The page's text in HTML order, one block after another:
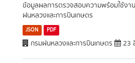
ข้อมูลผลการตรวจสอบความพร้อมใช้งา
ฝนหลวงและการบินเกษตร
JSON PDF
กรมฝนหลวงและการบินเกษตร 23